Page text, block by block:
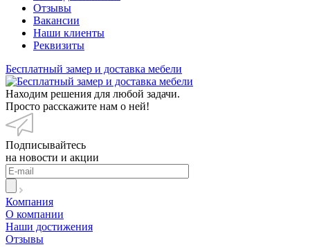
Отзывы
Вакансии
Наши клиенты
Реквизиты
Бесплатный замер и доставка мебели
Находим решения для любой задачи.
Просто расскажите нам о ней!
Подписывайтесь
на новости и акции
Компания
О компании
Наши достижения
Отзывы